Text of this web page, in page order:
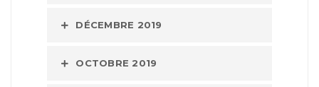
DÉCEMBRE 2019
OCTOBRE 2019